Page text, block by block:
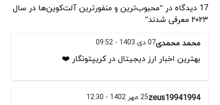
17 دیدگاه در “محبوب‌ترین و منفورترین آلت‌کوین‌ها در سال
۲۰۲۳ معرفی شدند”
محمد محمدی07 دی 1403 - 09:52
بهترین اخبار ارز دیجیتال در کریپتونگار ❤️
zeus1994199425 مهر 1402 - 12:30